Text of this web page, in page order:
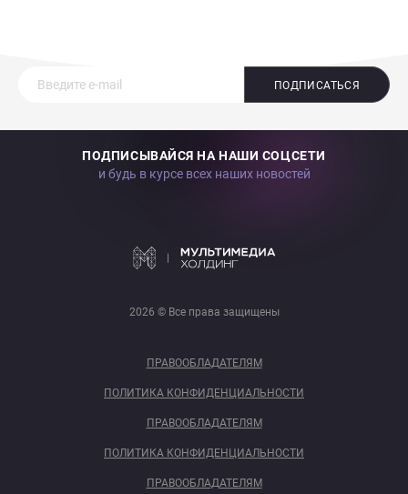
ПОДПИСАТЬСЯ
ПОДПИСЫВАЙСЯ НА НАШИ СОЦСЕТИ
и будь в курсе всех наших новостей
2026 © Все права защищены
ПРАВООБЛАДАТЕЛЯМ
ПОЛИТИКА КОНФИДЕНЦИАЛЬНОСТИ
ПРАВООБЛАДАТЕЛЯМ
ПОЛИТИКА КОНФИДЕНЦИАЛЬНОСТИ
ПРАВООБЛАДАТЕЛЯМ